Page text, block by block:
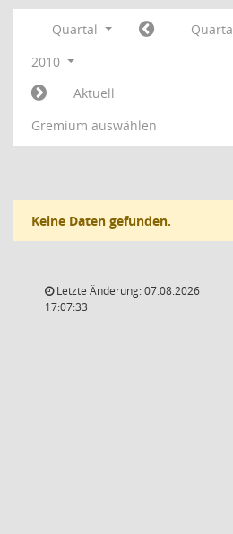
Quartal
2010
Aktuell
Gremium auswählen
Keine Daten gefunden.
Letzte Änderung: 07.08.2026
17:07:33